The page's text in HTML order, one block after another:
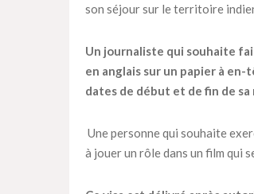
son séjour sur le territoire
Un journaliste qui souhaite
en anglais sur un papier à
dates de début et de fin de sa
Une personne qui souhaite
à jouer un rôle dans un film qui